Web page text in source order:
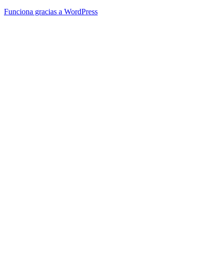
Funciona gracias a WordPress